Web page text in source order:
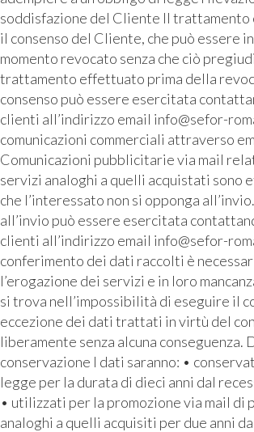
soddisfazione del Cliente Il
il consenso del Cliente, che può essere
momento revocato senza che ciò
trattamento effettuato prima della
consenso può essere esercitata
clienti all’indirizzo email info@sefor-
comunicazioni commerciali attraverso
Comunicazioni pubblicitarie via mail
servizi analoghi a quelli acquistati sono
che l’interessato non si opponga
all’invio può essere esercitata
clienti all’indirizzo email info@sefor-
conferimento dei dati raccolti è
l’erogazione dei servizi e in loro
si trova nell’impossibilità di eseguire il
eccezione dei dati trattati in virtù del
liberamente senza alcuna conseguenza.
conservazione I dati saranno: •
legge per la durata di dieci anni dal
• utilizzati per la promozione via mail di
analoghi a quelli acquisiti per due anni